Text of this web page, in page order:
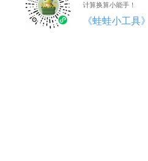
计算换算小能手！
《蛙蛙小工具》